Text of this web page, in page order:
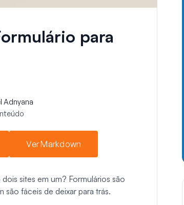
para
Adnyana
Ver Markdown
sites em um? Formulários são
são fáceis de deixar para trás.